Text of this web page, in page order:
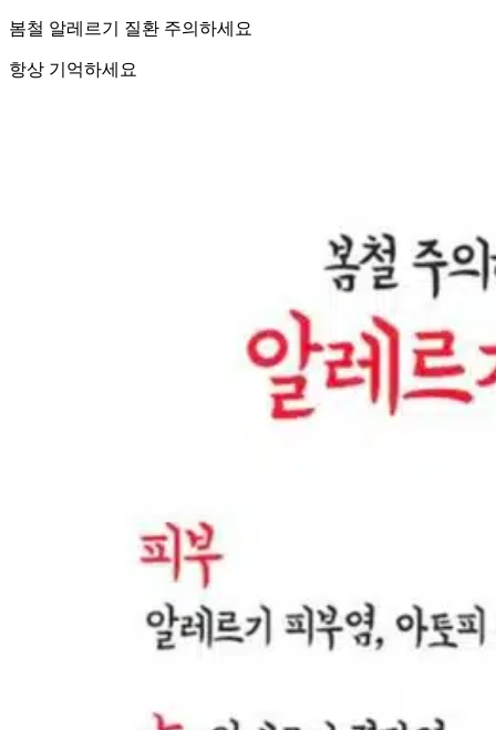
봄철 알레르기 질환 주의하세요
항상 기억하세요